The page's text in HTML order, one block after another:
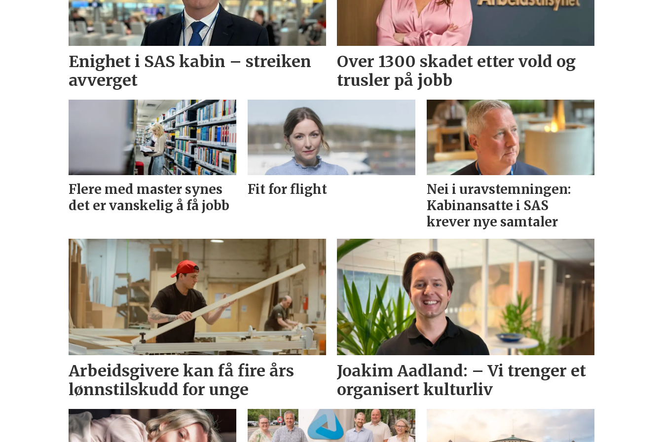
Enighet i SAS kabin – streiken
avverget
Over 1300 skadet etter vold og
trusler på jobb
Flere med master synes
det er vanskelig å få jobb
Fit for flight
Nei i uravstemningen:
Kabinansatte i SAS
krever nye samtaler
Arbeidsgivere kan få fire års
lønnstilskudd for unge
Joakim Aadland: – Vi trenger et
organisert kulturliv